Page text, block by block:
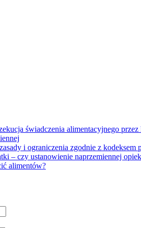
świadczenia alimentacyjnego
i ograniczenia zgodnie z kodeksem
– czy ustanowienie naprzemiennej
alimentów?